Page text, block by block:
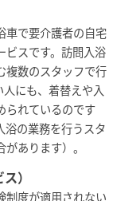
車で要介護者の自宅
ビスです。訪問入浴
複数のスタッフで行
にも、着替えや入
られているのです
浴の業務を行うスタ
あります）。
）
制度が適用されない